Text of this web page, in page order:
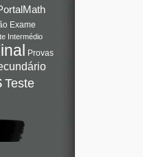
Exame
Intermédio
Provas
Teste